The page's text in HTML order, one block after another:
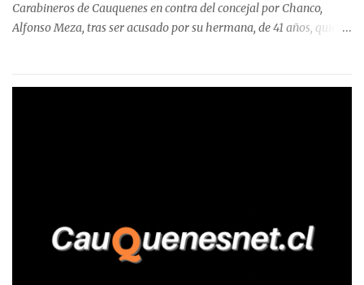
Carabineros de Cauquenes en contra del concejal por Chanco,
Alfonso Meza, tras ser acusado por su hermana, de 41 años, quien
relató que los hechos ocurrieron cerca de las 11:30 horas en el
trabajadores, el edil descendió del vehículo y, en medio de la
confrontación, la habría tomado de los hombros, empujado al
suelo y agredido con golpes de pies y manos, mientr...